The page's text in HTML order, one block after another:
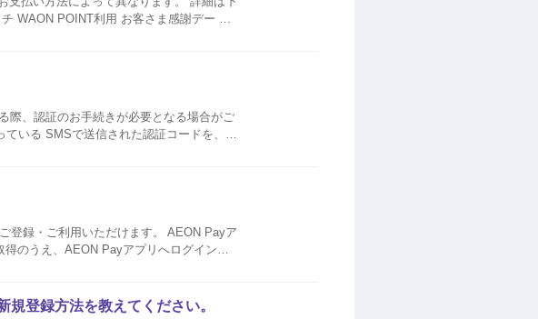
際、認証のお手続きが必要となる場合がご
登録・ご利用いただけます。 AEON Payア
登録方法を教えてください。